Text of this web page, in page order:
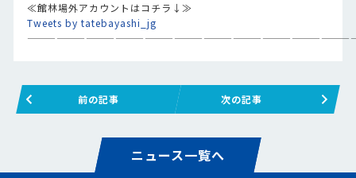
≪館林場外アカウントはコチラ↓≫
Tweets by tatebayashi_jg
前の記事 次の記事
ニュース一覧へ